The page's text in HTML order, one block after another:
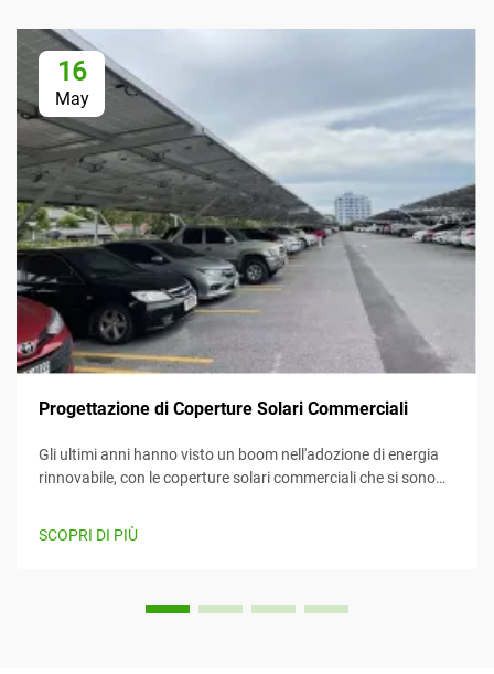
16
May
Progettazione di Coperture Solari Commerciali
Gli ultimi anni hanno visto un boom nell'adozione di energia
rinnovabile, con le coperture solari commerciali che si sono
l'energia solare mentre forniscono contemporaneamente
SCOPRI DI PIÙ